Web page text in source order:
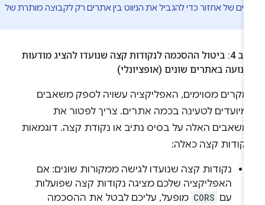
של אחזור כדי להגביל את הניווט בין אתרים רק לקבוצה מותרת של
שלב 4: ביטול ההסכמה לנקודות קצה שנועדו להציג מודעות
באתרים שונים (אופציונלי)
מסוימים, האפליקציה עשויה לספק משאבים
לטעינה בכמה אתרים. צריך לפטור את
האלה על בסיס נתיב או נקודת קצה. דוגמאות
קצה כאלה:
נקודות קצה שנועדו לגישה ממקורות שונים: אם
האפליקציה שלכם מציגה נקודות קצה שפועלות
CORS מופעל, עליכם לבטל את ההסכמה